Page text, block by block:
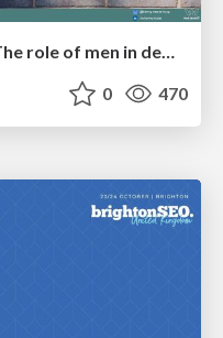
Effective software design: The role of men in debugging patriarchy in IT @ Voxxed Days AMS
0 470